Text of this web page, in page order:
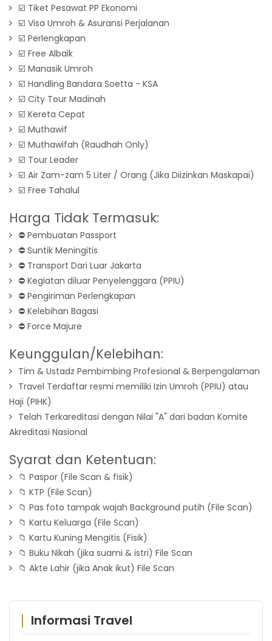
☑️ Tiket Pesawat PP Ekonomi
☑️ Visa Umroh & Asuransi Perjalanan
☑️ Perlengkapan
☑️ Free Albaik
☑️ Manasik Umroh
☑️ Handling Bandara Soetta - KSA
☑️ City Tour Madinah
☑️ Kereta Cepat
☑️ Muthawif
☑️ Muthawifah (Raudhah Only)
☑️ Tour Leader
☑️ Air Zam-zam 5 Liter / Orang (Jika Diizinkan Maskapai)
☑️ Free Tahalul
Harga Tidak Termasuk:
⛔ Pembuatan Passport
⛔ Suntik Meningitis
⛔ Transport Dari Luar Jakarta
⛔ Kegiatan diluar Penyelenggara (PPIU)
⛔ Pengiriman Perlengkapan
⛔ Kelebihan Bagasi
⛔ Force Majure
Keunggulan/Kelebihan:
Tim & Ustadz Pembimbing Profesional & Berpengalaman
Travel Terdaftar resmi memiliki Izin Umroh (PPIU) atau
Haji (PIHK)
Telah Terkareditasi dengan Nilai "A" dari badan Komite
Akreditasi Nasional
Syarat dan Ketentuan:
📁 Paspor (File Scan & fisik)
📁 KTP (File Scan)
📁 Pas foto tampak wajah Background putih (File Scan)
📁 Kartu Keluarga (File Scan)
📁 Kartu Kuning Mengitis (Fisik)
📁 Buku Nikah (jika suami & istri) File Scan
📁 Akte Lahir (jika Anak ikut) File Scan
Informasi Travel